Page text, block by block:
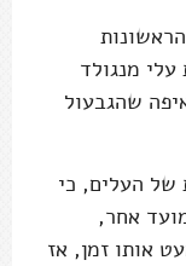
מנגולד
שהגבעול
של העלים, כי
אחר,
לוקח כמעט אותו זמן, אז